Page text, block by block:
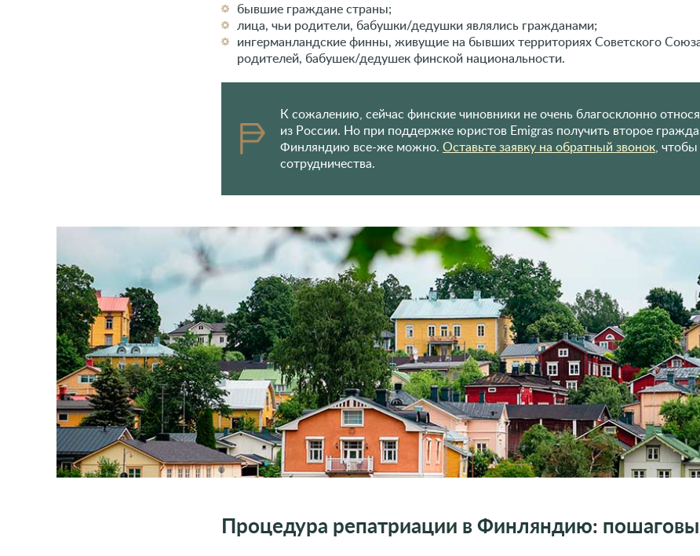
бывшие граждане страны;
лица, чьи родители, бабушки/дедушки являлись гражданами;
ингерманландские финны, живущие на бывших территориях Советского
родителей, бабушек/дедушек финской национальности.
К сожалению, сейчас финские чиновники не очень благосклонно
из России. Но при поддержке юристов Emigras получить второе
Финляндию все-же можно. Оставьте заявку на обратный звонок, чтобы
сотрудничества.
Процедура репатриации в Финляндию: